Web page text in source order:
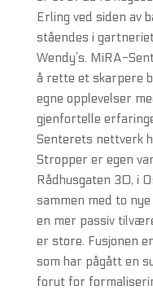
Erling ved siden av
ståendes i
Wendy’s. MiRA-
å rette et skarpere
egne opplevelser
gjenfortelle
Senterets nettverk
Stropper er egen
Rådhusgaten 30, i
sammen med to
en mer passiv
er store. Fusjonen
som har pågått en
forut for